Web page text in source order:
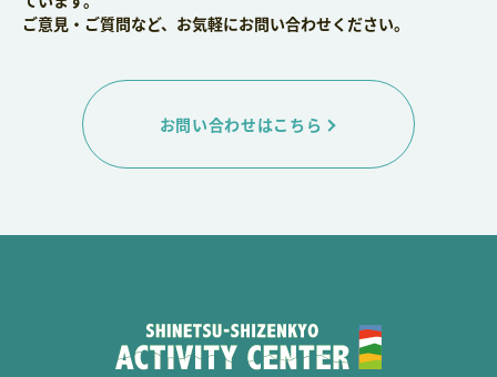
ご意見・ご質問など、お気軽にお問い合わせください。
お問い合わせはこちら